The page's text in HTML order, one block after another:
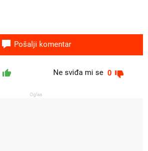
Pošalji komentar
Ne sviđa mi se 0
Oglas